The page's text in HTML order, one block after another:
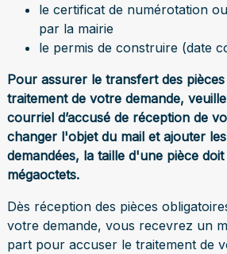
le certificat de numérotation
par la mairie
le permis de construire (date
Pour assurer le transfert des
traitement de votre demande,
courriel d’accusé de réception de
changer l'objet du mail et ajouter
demandées, la taille d'une pièce
mégaoctets.
Dès réception des pièces
votre demande, vous recevrez un
part pour accuser le traitement de